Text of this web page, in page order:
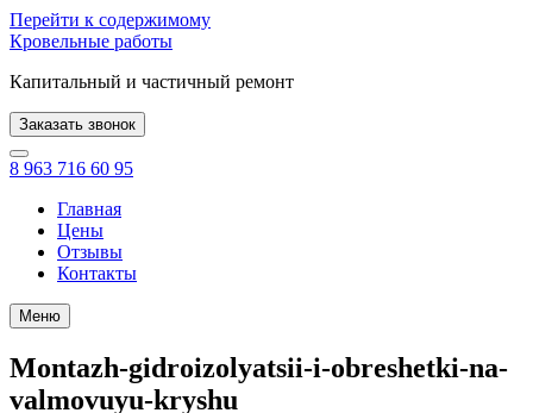
Перейти к содержимому
Кровельные работы
Капитальный и частичный ремонт
Заказать звонок
8 963 716 60 95
Главная
Цены
Отзывы
Контакты
Меню
Montazh-gidroizolyatsii-i-obreshetki-na-
valmovuyu-kryshu